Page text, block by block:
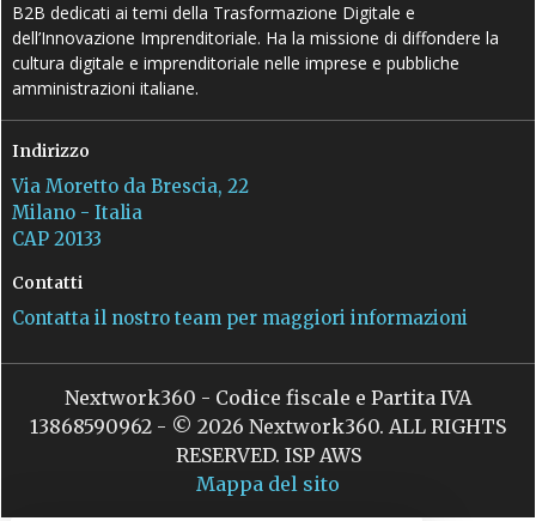
B2B dedicati ai temi della Trasformazione Digitale e
dell’Innovazione Imprenditoriale. Ha la missione di diffondere la
cultura digitale e imprenditoriale nelle imprese e pubbliche
amministrazioni italiane.
Indirizzo
Via Moretto da Brescia, 22
Milano - Italia
CAP 20133
Contatti
Contatta il nostro team per maggiori informazioni
Nextwork360 - Codice fiscale e Partita IVA
13868590962 - © 2026 Nextwork360. ALL RIGHTS
RESERVED. ISP AWS
Mappa del sito